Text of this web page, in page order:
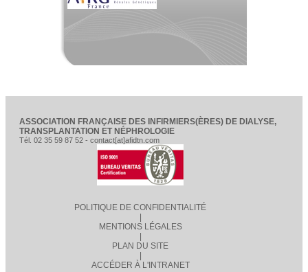
ASSOCIATION FRANÇAISE DES INFIRMIERS(ÈRES) DE DIALYSE,
TRANSPLANTATION ET NÉPHROLOGIE
Tél. 02 35 59 87 52 - contact[at]afidtn.com
POLITIQUE DE CONFIDENTIALITÉ
MENTIONS LÉGALES
PLAN DU SITE
ACCÉDER À L'INTRANET